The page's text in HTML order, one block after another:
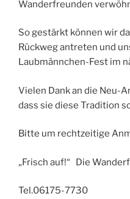
Wanderfreunden
So gestärkt können wir
Rückweg antreten und
Laubmännchen-Fest im
Vielen Dank an die Neu-
dass sie diese Tradition
Bitte um rechtzeitige
„Frisch auf!“ Die
Tel.06175-7730